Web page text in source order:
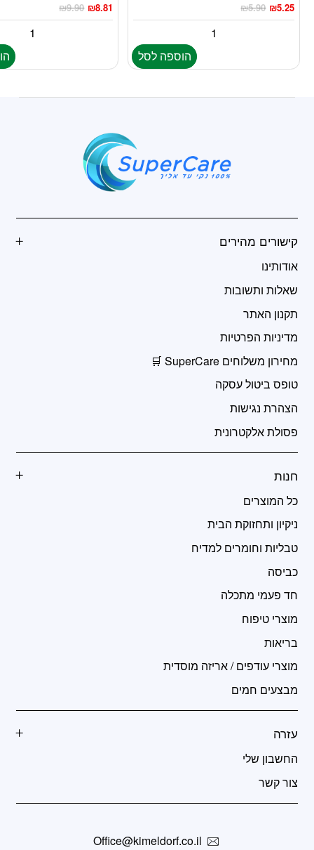
₪5.90 ₪5.25
הוספה לסל
₪9.90 ₪8.81
קישורים מהירים
אודותינו
שאלות ותשובות
תקנון האתר
מדיניות הפרטיות
מחירון משלוחים SuperCare 🛒
טופס ביטול עסקה
הצהרת נגישות
פסולת אלקטרונית
חנות
כל המוצרים
ניקיון ותחזוקת הבית
טבליות וחומרים למדיח
כביסה
חד פעמי מתכלה
מוצרי טיפוח
בריאות
מוצרי עודפים / אריזה מוסדית
מבצעים חמים
עזרה
החשבון שלי
צור קשר
Office@kimeldorf.co.il